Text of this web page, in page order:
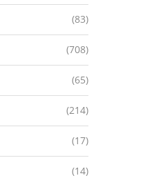
(83)
(708)
(65)
(214)
(17)
(14)